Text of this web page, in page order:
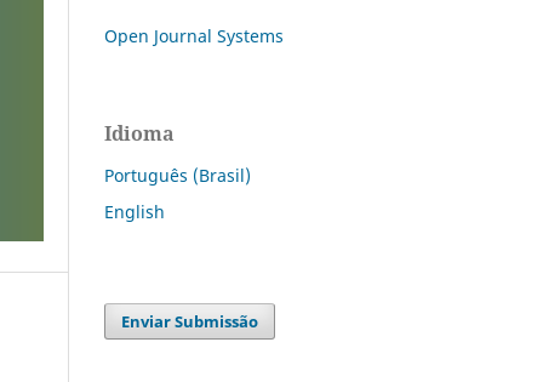
Open Journal Systems
Idioma
Português (Brasil)
English
Enviar Submissão